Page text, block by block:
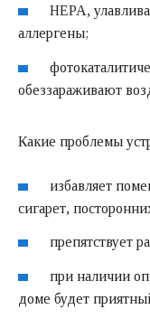
HEPA,
аллергены;
обеззараживают
Какие проблемы
избавляет
сигарет,
препятствует
при наличии
доме будет